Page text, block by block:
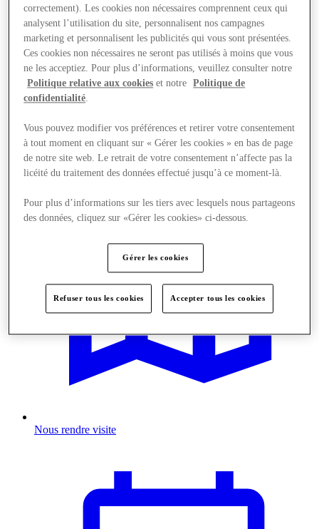
Offres
Nous rendre visite
correctement). Les cookies non nécessaires comprennent ceux qui
analysent l’utilisation du site, personnalisent nos campagnes
marketing et personnalisent les publicités qui vous sont présentées.
Ces cookies non nécessaires ne seront pas utilisés à moins que vous
ne les acceptiez. Pour plus d’informations, veuillez consulter notre
Politique relative aux cookies et notre
Politique de
confidentialité.
Vous pouvez modifier vos préférences et retirer votre consentement
à tout moment en cliquant sur « Gérer les cookies » en bas de page
de notre site web. Le retrait de votre consentement n’affecte pas la
licéité du traitement des données effectué jusqu’à ce moment-là.
Pour plus d’informations sur les tiers avec lesquels nous partageons
des données, cliquez sur «Gérer les cookies» ci-dessous.
Gérer les cookies
Refuser tous les cookies Accepter tous les cookies